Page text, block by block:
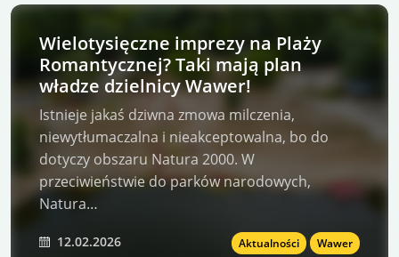
Wielotysięczne imprezy na Plaży
Romantycznej? Taki mają plan
władze dzielnicy Wawer!
Istnieje jakaś dziwna zmowa milczenia,
niewytłumaczalna i nieakceptowalna, bo do
dotyczy obszaru Natura 2000. W
przeciwieństwie do parków narodowych,
Natura…
12.02.2026 Aktualności Wawer